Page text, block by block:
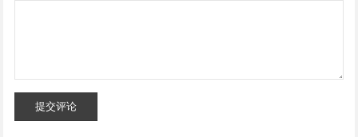
提交评论